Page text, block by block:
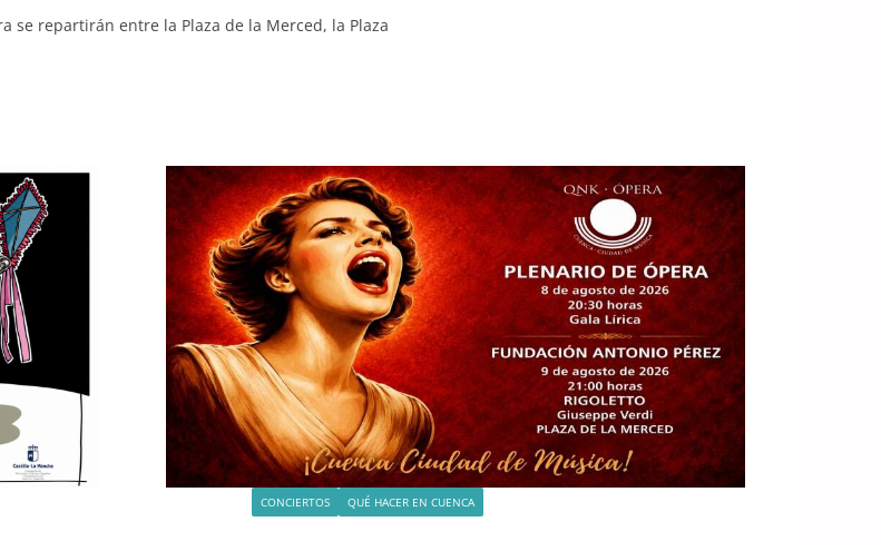
se repartirán entre la Plaza de la Merced, la Plaza
CONCIERTOS QUÉ HACER EN CUENCA